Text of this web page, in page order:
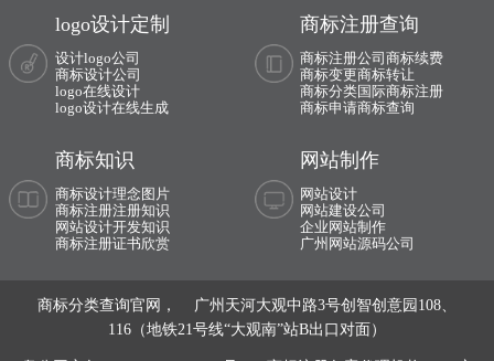
logo设计定制
设计logo公司
商标设计公司
logo在线设计
logo设计在线生成
商标注册查询
商标注册公司 商标续费
商标变更商标转让
商标分类国际商标注册
商标申请商标查询
商标知识
商标设计理念图片
商标注册注册知识
网站设计开发知识
商标注册证书欣赏
网站制作
网站设计
网站建设公司
企业网站制作
广州网站源码公司
商标分类查询官网， 广州天河大观中路3号创智创意园108、
116（地铁21号线“大观南”站B出口对面）